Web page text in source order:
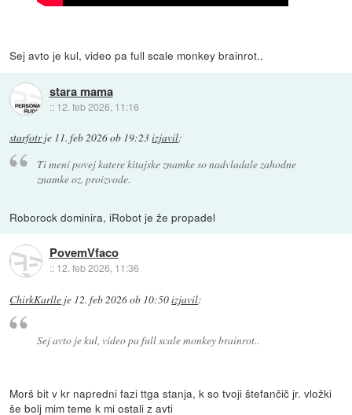
Sej avto je kul, video pa full scale monkey brainrot..
stara mama
:: 12. feb 2026, 11:16
starfotrje 11. feb 2026 ob 19:23izjavil:
Ti meni povej katere kitajske znamke so nadvladale zahodne
znamke oz. proizvode.
Roborock dominira, iRobot je že propadel
PovemVfaco
:: 12. feb 2026, 11:36
ChirkKarlle je 12. feb 2026 ob 10:50izjavil:
Sej avto je kul, video pa full scale monkey brainrot..
Morš bit v kr napredni fazi ttga stanja, k so tvoji štefančič jr. vložki
še bolj mim teme k mi ostali z avti